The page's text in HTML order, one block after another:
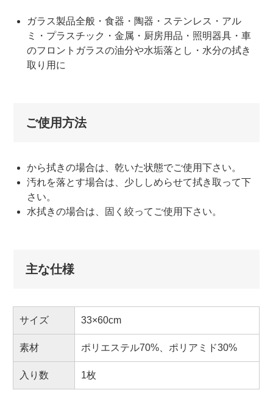
ガラス製品全般・食器・陶器・ステンレス・アル
ミ・プラスチック・金属・厨房用品・照明器具・車
のフロントガラスの油分や水垢落とし・水分の拭き
取り用に
ご使用方法
から拭きの場合は、乾いた状態でご使用下さい。
汚れを落とす場合は、少ししめらせて拭き取って下
さい。
水拭きの場合は、固く絞ってご使用下さい。
主な仕様
サイズ 33×60cm
素材 ポリエステル70%、ポリアミド30%
入り数 1枚